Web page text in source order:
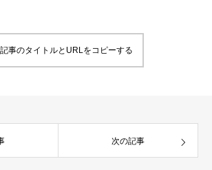
記事のタイトルとURLをコピーする
次の記事